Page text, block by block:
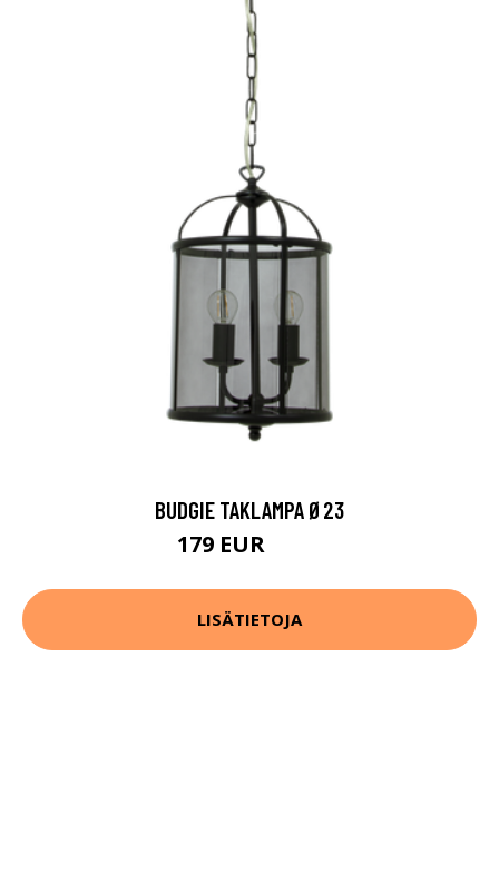
BUDGIE TAKLAMPA Ø23
179 EUR
LISÄTIETOJA